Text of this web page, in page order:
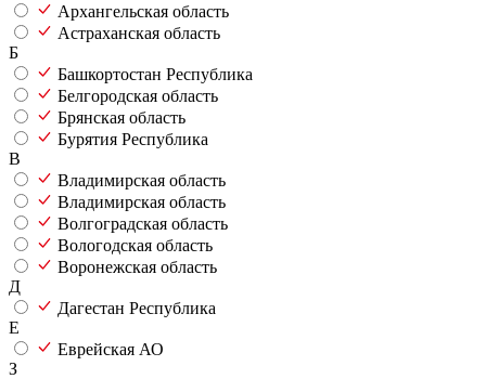
Архангельская область
Астраханская область
Б
Башкортостан Республика
Белгородская область
Брянская область
Бурятия Республика
В
Владимирская область
Владимирская область
Волгоградская область
Вологодская область
Воронежская область
Д
Дагестан Республика
Е
Еврейская АО
З